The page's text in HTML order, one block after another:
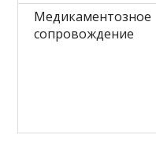
Медикаментозное
сопровождение